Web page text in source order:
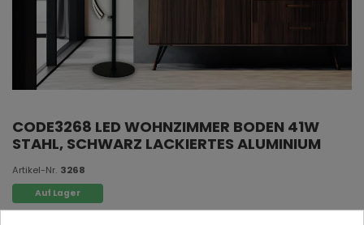
CODE3268 LED WOHNZIMMER BODEN 41W
STAHL, SCHWARZ LACKIERTES ALUMINIUM
Artikel-Nr. 3268
Auf Lager